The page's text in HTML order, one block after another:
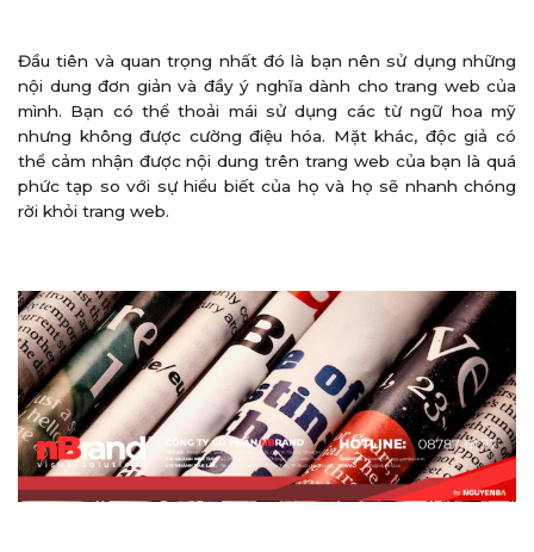
Đầu tiên và quan trọng nhất đó là bạn nên sử dụng những
nội dung đơn giản và đầy ý nghĩa dành cho trang web của
mình. Bạn có thể thoải mái sử dụng các từ ngữ hoa mỹ
nhưng không được cường điệu hóa. Mặt khác, độc giả có
thể cảm nhận được nội dung trên trang web của bạn là quá
phức tạp so với sự hiểu biết của họ và họ sẽ nhanh chóng
rời khỏi trang web.